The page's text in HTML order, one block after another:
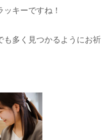
キーですね！
も多く見つかるようにお祈